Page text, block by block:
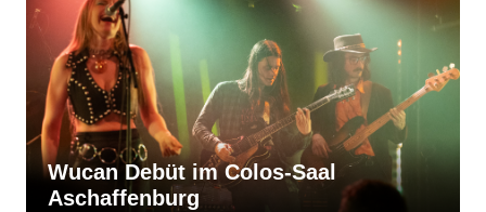
Wucan Debüt im Colos-Saal
Aschaffenburg